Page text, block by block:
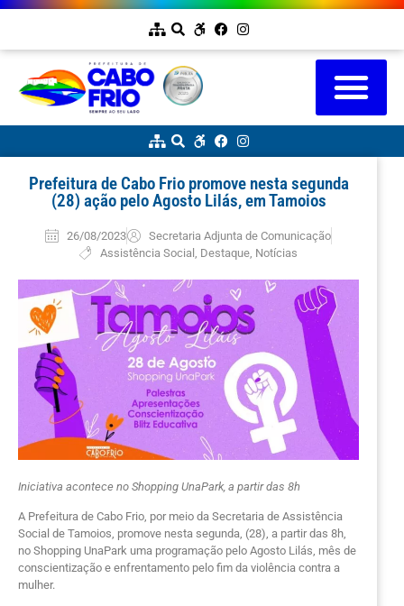
Prefeitura de Cabo Frio promove nesta segunda
(28) ação pelo Agosto Lilás, em Tamoios
26/08/2023
Secretaria Adjunta de Comunicação
Assistência Social Destaque Notícias
Iniciativa acontece no Shopping UnaPark, a partir das 8h
A Prefeitura de Cabo Frio, por meio da Secretaria de Assistência
Social de Tamoios, promove nesta segunda, (28), a partir das 8h,
no Shopping UnaPark uma programação pelo Agosto Lilás, mês de
conscientização e enfrentamento pelo fim da violência contra a
mulher.